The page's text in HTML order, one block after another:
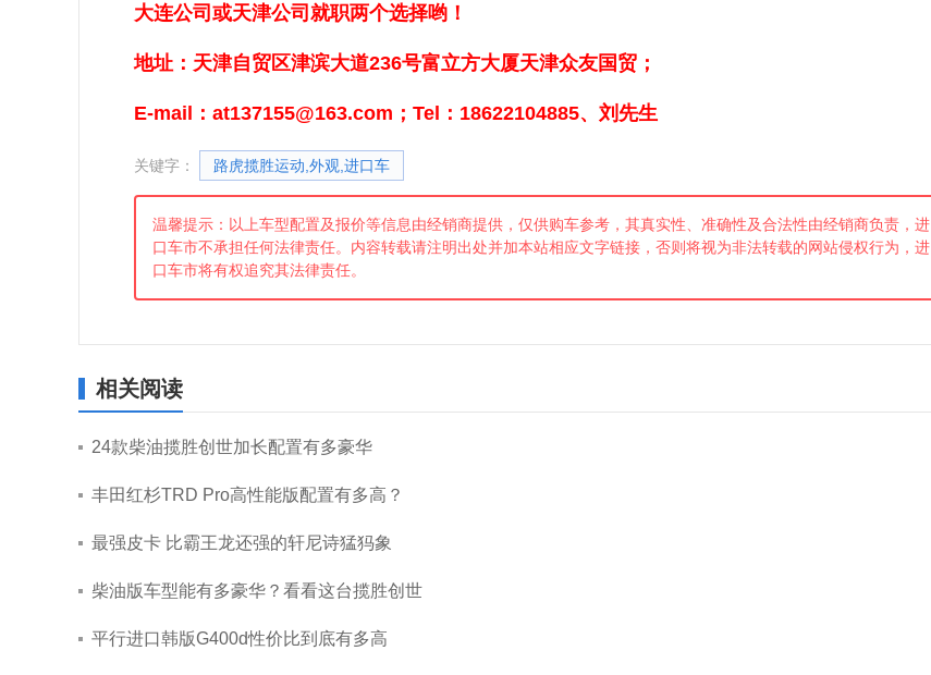
大连公司或天津公司就职两个选择哟！
地址：天津自贸区津滨大道236号富立方大厦天津众友国贸；
E-mail：at137155@163.com；Tel：18622104885、刘先生
关键字： 路虎揽胜运动,外观,进口车
温馨提示：以上车型配置及报价等信息由经销商提供，仅供购车参考，其真实性、准确性及合法性由经销商负责，进
口车市不承担任何法律责任。内容转载请注明出处并加本站相应文字链接，否则将视为非法转载的网站侵权行为，进
口车市将有权追究其法律责任。
相关阅读
24款柴油揽胜创世加长配置有多豪华
丰田红杉TRD Pro高性能版配置有多高？
最强皮卡 比霸王龙还强的轩尼诗猛犸象
柴油版车型能有多豪华？看看这台揽胜创世
平行进口韩版G400d性价比到底有多高